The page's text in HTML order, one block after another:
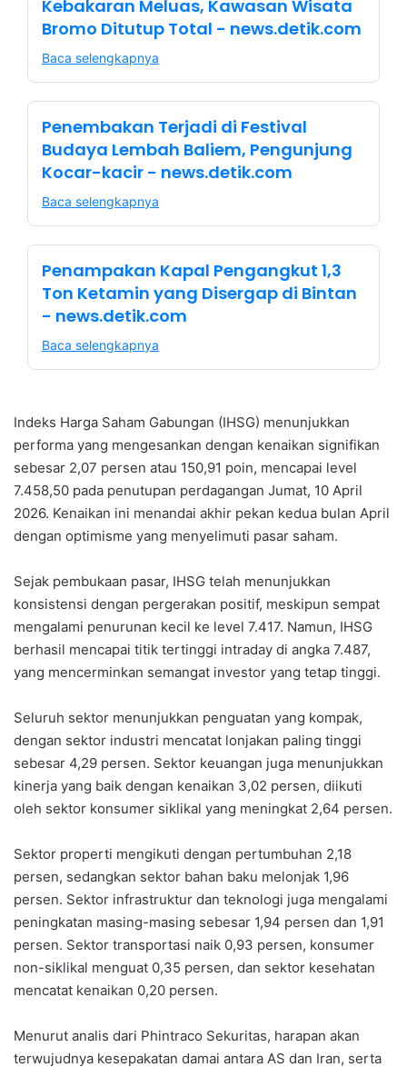
Kebakaran Meluas, Kawasan Wisata
Bromo Ditutup Total - news.detik.com
Baca selengkapnya
Penembakan Terjadi di Festival
Budaya Lembah Baliem, Pengunjung
Kocar-kacir - news.detik.com
Baca selengkapnya
Penampakan Kapal Pengangkut 1,3
Ton Ketamin yang Disergap di Bintan
- news.detik.com
Baca selengkapnya
Indeks Harga Saham Gabungan (IHSG) menunjukkan
performa yang mengesankan dengan kenaikan signifikan
sebesar 2,07 persen atau 150,91 poin, mencapai level
7.458,50 pada penutupan perdagangan Jumat, 10 April
2026. Kenaikan ini menandai akhir pekan kedua bulan April
dengan optimisme yang menyelimuti pasar saham.
Sejak pembukaan pasar, IHSG telah menunjukkan
konsistensi dengan pergerakan positif, meskipun sempat
mengalami penurunan kecil ke level 7.417. Namun, IHSG
berhasil mencapai titik tertinggi intraday di angka 7.487,
yang mencerminkan semangat investor yang tetap tinggi.
Seluruh sektor menunjukkan penguatan yang kompak,
dengan sektor industri mencatat lonjakan paling tinggi
sebesar 4,29 persen. Sektor keuangan juga menunjukkan
kinerja yang baik dengan kenaikan 3,02 persen, diikuti
oleh sektor konsumer siklikal yang meningkat 2,64 persen.
Sektor properti mengikuti dengan pertumbuhan 2,18
persen, sedangkan sektor bahan baku melonjak 1,96
persen. Sektor infrastruktur dan teknologi juga mengalami
peningkatan masing-masing sebesar 1,94 persen dan 1,91
persen. Sektor transportasi naik 0,93 persen, konsumer
non-siklikal menguat 0,35 persen, dan sektor kesehatan
mencatat kenaikan 0,20 persen.
Menurut analis dari Phintraco Sekuritas, harapan akan
terwujudnya kesepakatan damai antara AS dan Iran, serta